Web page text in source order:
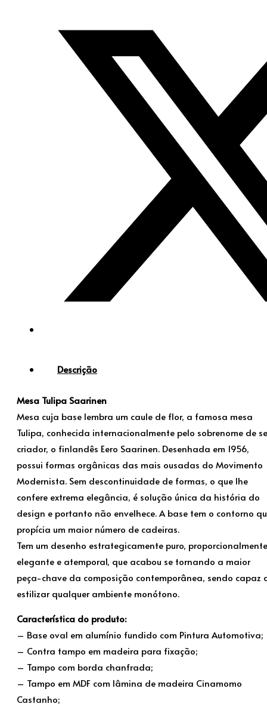
Descrição
Mesa Tulipa Saarinen
Mesa cuja base lembra um caule de flor, a famosa mesa
Tulipa, conhecida internacionalmente pelo sobrenome de
criador, o finlandês Eero Saarinen. Desenhada em 1956,
possui formas orgânicas das mais ousadas do Movimento
Modernista. Sem descontinuidade de formas, o que lhe
confere extrema elegância, é solução única da história do
design e portanto não envelhece. A base tem o contorno
propícia um maior número de cadeiras.
Tem um desenho estrategicamente puro, proporcionalmente
elegante e atemporal, que acabou se tornando a maior
peça-chave da composição contemporânea, sendo capaz
estilizar qualquer ambiente monótono.
Característica do produto:
– Base oval em alumínio fundido com Pintura Automotiva;
– Contra tampo em madeira para fixação;
– Tampo com borda chanfrada;
– Tampo em MDF com lâmina de madeira Cinamomo
Castanho;